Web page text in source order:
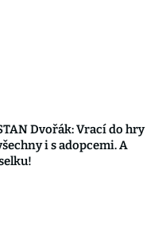
Dvořák: Vrací do hry
i s adopcemi. A